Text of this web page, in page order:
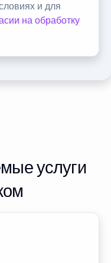
и для
на обработку
услуги